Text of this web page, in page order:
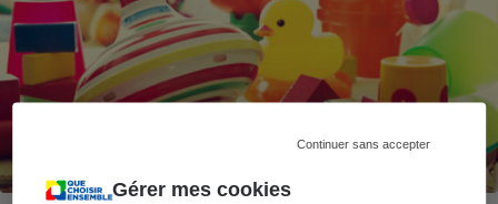
Gérer mes cookies
Continuer sans accepter